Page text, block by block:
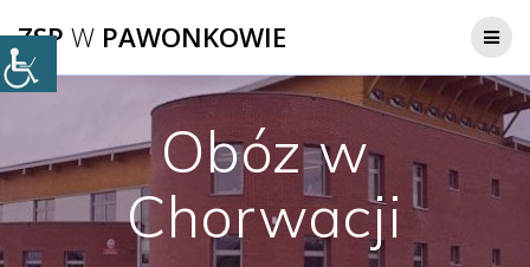
do
ZSP W PAWONKOWIE
Obóz w
Chorwacji